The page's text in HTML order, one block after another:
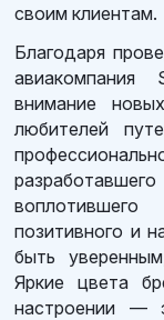
своим клиентам.
Благодаря
авиакомпания
внимание
любителей
позитивного и
быть
Яркие цвета
настроении —